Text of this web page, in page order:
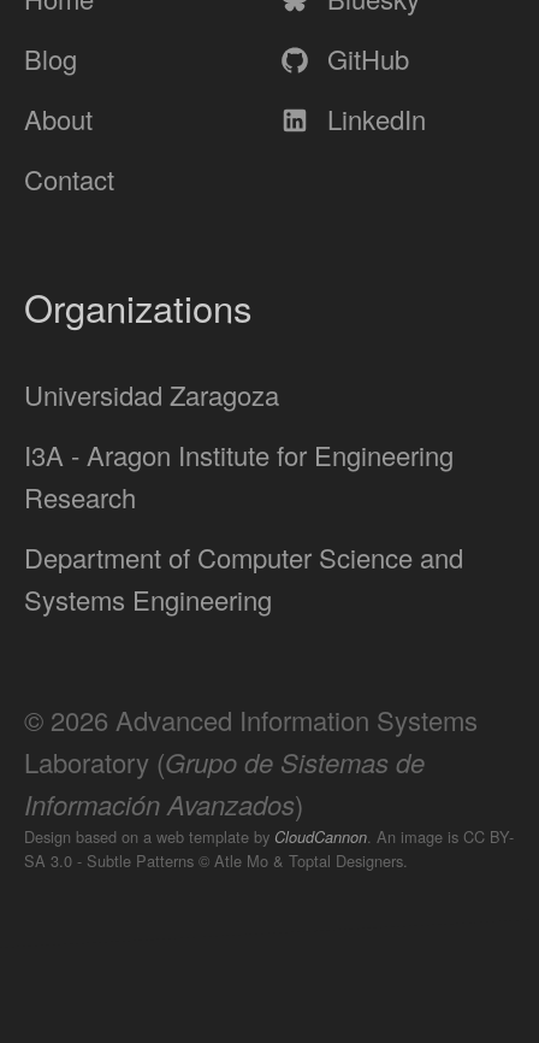
Blog
About
Contact
GitHub
LinkedIn
Organizations
Universidad Zaragoza
I3A - Aragon Institute for Engineering
Research
Department of Computer Science and
Systems Engineering
© 2026 Advanced Information Systems
Laboratory (Grupo de Sistemas de
Información Avanzados)
Design based on a web template by CloudCannon. An image is CC BY-
SA 3.0 - Subtle Patterns © Atle Mo & Toptal Designers.